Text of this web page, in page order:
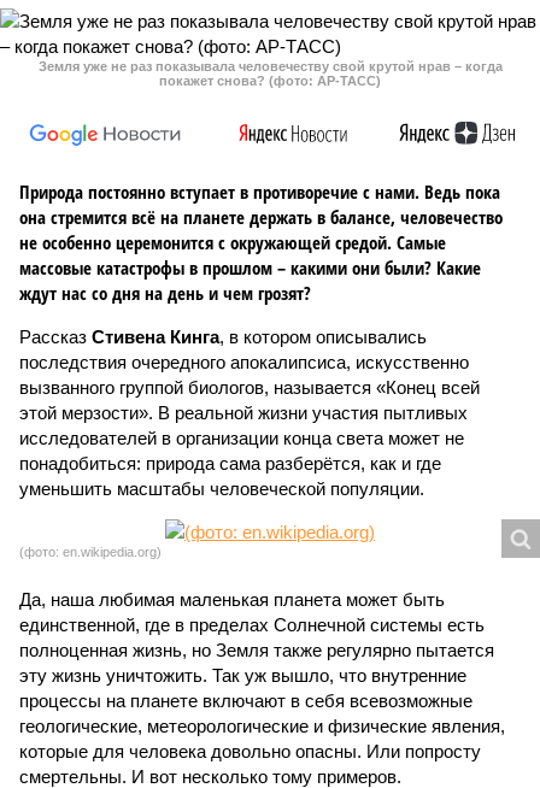
Земля уже не раз показывала человечеству свой крутой нрав – когда
покажет снова? (фото: АР-ТАСС)
Природа постоянно вступает в противоречие с нами. Ведь пока
она стремится всё на планете держать в балансе, человечество
не особенно церемонится с окружающей средой. Самые
массовые катастрофы в прошлом – какими они были? Какие
ждут нас со дня на день и чем грозят?
Рассказ Стивена Кинга, в котором описывались
последствия очередного апокалипсиса, искусственно
вызванного группой биологов, называется «Конец всей
этой мерзости». В реальной жизни участия пытливых
исследователей в организации конца света может не
понадобиться: природа сама разберётся, как и где
уменьшить масштабы человеческой популяции.
(фото: en.wikipedia.org)
Да, наша любимая маленькая планета может быть
единственной, где в пределах Солнечной системы есть
полноценная жизнь, но Земля также регулярно пытается
эту жизнь уничтожить. Так уж вышло, что внутренние
процессы на планете включают в себя всевозможные
геологические, метеорологические и физические явления,
которые для человека довольно опасны. Или попросту
смертельны. И вот несколько тому примеров.